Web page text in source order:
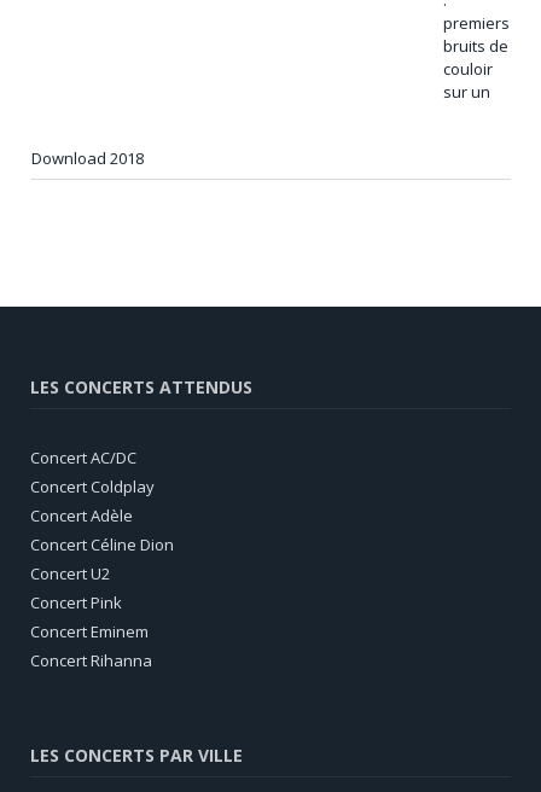
premiers
bruits de
couloir
sur un
Download 2018
LES CONCERTS ATTENDUS
Concert AC/DC
Concert Coldplay
Concert Adèle
Concert Céline Dion
Concert U2
Concert Pink
Concert Eminem
Concert Rihanna
LES CONCERTS PAR VILLE